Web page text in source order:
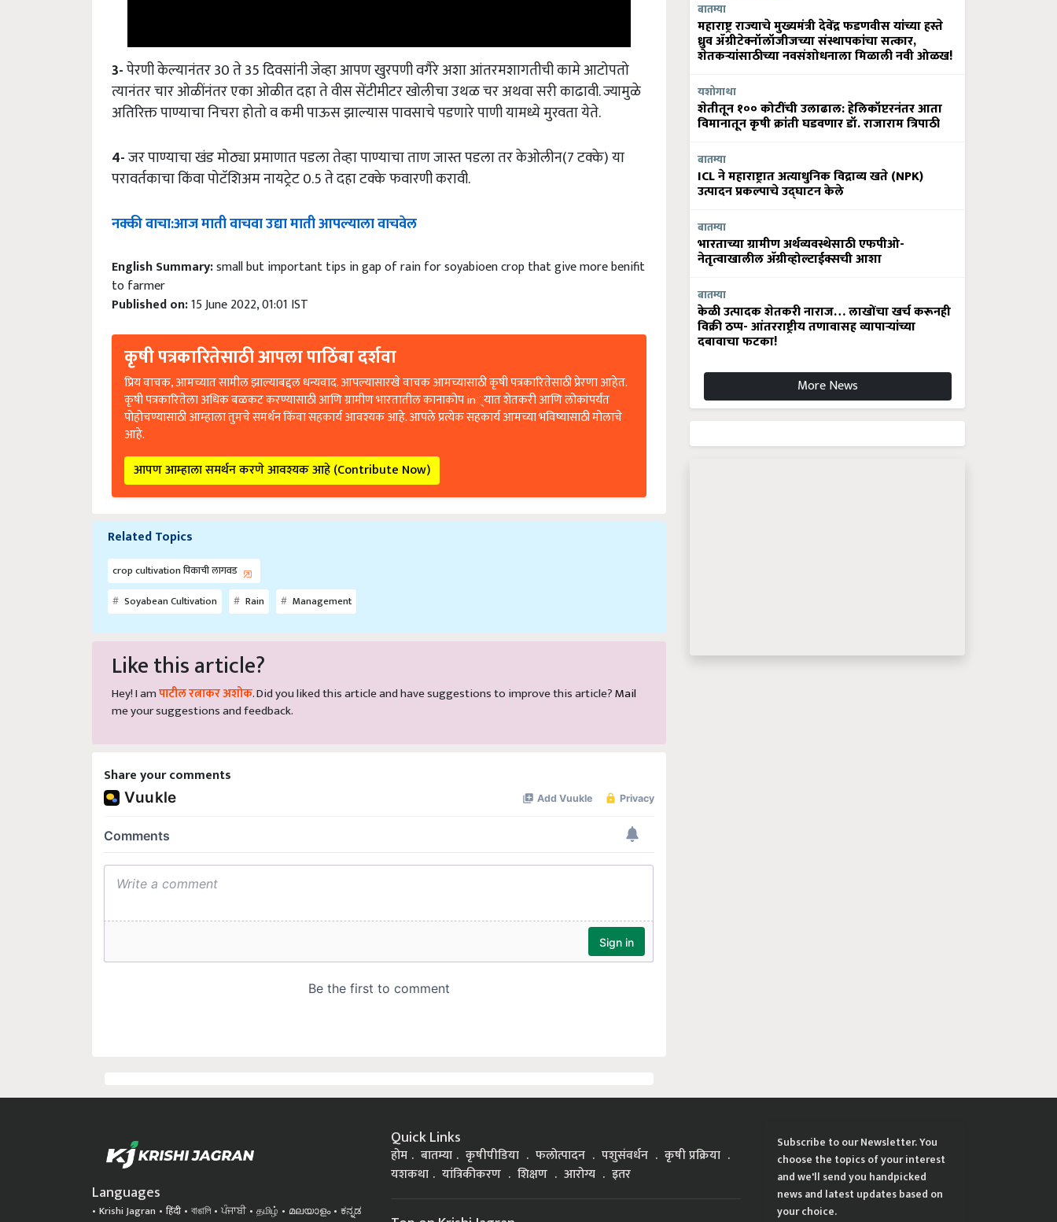
3- पेरणी केल्यानंतर 30 ते 35 दिवसांनी जेव्हा आपण खुरपणी वगैरे अशा आंतरमशागतीची कामे आटोपतो
त्यानंतर चार ओळींनंतर एका ओळीत दहा ते वीस सेंटीमीटर खोलीचा उथळ चर अथवा सरी काढावी. ज्यामुळे
अतिरिक्त पाण्याचा निचरा होतो व कमी पाऊस झाल्यास पावसाचे पडणारे पाणी यामध्ये मुरवता येते.
4- जर पाण्याचा खंड मोठ्या प्रमाणात पडला तेव्हा पाण्याचा ताण जास्त पडला तर केओलीन(7 टक्के) या
परावर्तकाचा किंवा पोटॅशिअम नायट्रेट 0.5 ते दहा टक्के फवारणी करावी.
नक्कीवाचा:आजमातीवाचवाउद्यामातीआपल्यालावाचवेल
English Summary: small but important tips in gap of rain for soyabioen crop that give more benifit
to farmer
Published on:15 June 2022, 01:01 IST
कृषी पत्रकारितेसाठी आपला पाठिंबा दर्शवा
प्रिय वाचक, आमच्यात सामील झाल्याबद्दल धन्यवाद. आपल्यासारखे वाचक आमच्यासाठी कृषी पत्रकारितेसाठी प्रेरणा आहेत.
कृषी पत्रकारितेला अधिक बळकट करण्यासाठी आणि ग्रामीण भारतातील कानाकोप in्यात शेतकरी आणि लोकांपर्यंत
पोहोचण्यासाठी आम्हाला तुमचे समर्थन किंवा सहकार्य आवश्यक आहे. आपले प्रत्येक सहकार्य आमच्या भविष्यासाठी मोलाचे
आहे.
आपण आम्हाला समर्थन करणे आवश्यक आहे (Contribute Now)
Related Topics
crop cultivation पिकाची लागवड
Soyabean Cultivation
Rain Management
Like this article?
Hey! I am पाटील रत्नाकर अशोक . Did you liked this article and have suggestions to improve this article? Mail
me your suggestions and feedback.
Share your comments
बातम्या
महाराष्ट्र राज्याचे मुख्यमंत्री देवेंद्र फडणवीस यांच्या हस्ते
ध्रुव ॲग्रीटेक्नॉलॉजीजच्या संस्थापकांचा सत्कार,
शेतकऱ्यांसाठीच्या नवसंशोधनाला मिळाली नवी ओळख!
यशोगाथा
शेतीतून १०० कोटींची उलाढाल: हेलिकॉप्टरनंतर आता
विमानातून कृषी क्रांती घडवणार डॉ. राजाराम त्रिपाठी
बातम्या
ICL ने महाराष्ट्रात अत्याधुनिक विद्राव्य खते (NPK)
उत्पादन प्रकल्पाचे उद्घाटन केले
बातम्या
भारताच्या ग्रामीण अर्थव्यवस्थेसाठी एफपीओ-
नेतृत्वाखालील अ‍ॅग्रीव्होल्टाईक्सची आशा
बातम्या
केळी उत्पादक शेतकरी नाराज… लाखोंचा खर्च करूनही
विक्री ठप्प- आंतरराष्ट्रीय तणावासह व्यापाऱ्यांच्या
दबावाचा फटका!
More News
Languages
Krishi Jagran हिंदी বাঙালি ਪੰਜਾਬੀ தமிழ் മലയാളം
ಕನ್ನಡ
Quick Links
होम बातम्या कृषीपीडिया फलोत्पादन पशुसंवर्धन
कृषी प्रक्रिया
यशकथा
यांत्रिकीकरण शिक्षण आरोग्य इतर
Top on Krishi Jagran
Subscribe to our Newsletter. You
choose the topics of your interest
and we'll send you handpicked
news and latest updates based on
your choice.